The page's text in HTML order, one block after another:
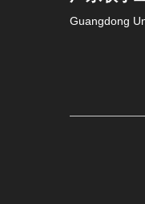
Guangdong